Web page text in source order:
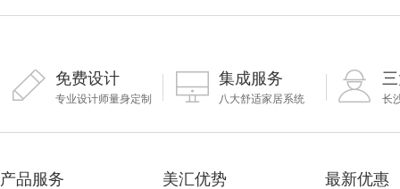
免费设计
专业设计师量身定制
集成服务
八大舒适家居系统 长
产品服务 美汇优势 最新优惠